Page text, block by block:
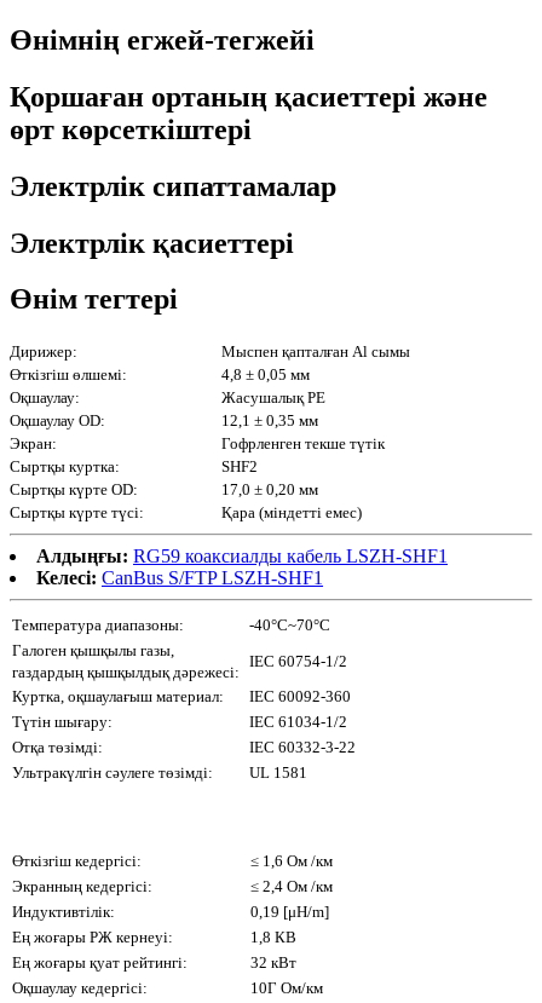
Өнімнің егжей-тегжейі
Қоршаған ортаның қасиеттері және
өрт көрсеткіштері
Электрлік сипаттамалар
Электрлік қасиеттері
Өнім тегтері
Дирижер:
Мыспен қапталған Al сымы
Өткізгіш өлшемі:
4,8 ± 0,05 мм
Оқшаулау:
Жасушалық PE
Оқшаулау OD:
12,1 ± 0,35 мм
Экран:
Гофрленген текше түтік
Сыртқы куртка:
SHF2
Сыртқы күрте OD:
17,0 ± 0,20 мм
Сыртқы күрте түсі:
Қара (міндетті емес)
Алдыңғы: RG59 коаксиалды кабель LSZH-SHF1
Келесі: CanBus S/FTP LSZH-SHF1
Температура диапазоны:
-40°C~70°C
Галоген қышқылы газы,
газдардың қышқылдық дәрежесі:
IEC 60754-1/2
Куртка, оқшаулағыш материал:
IEC 60092-360
Түтін шығару:
IEC 61034-1/2
Отқа төзімді:
IEC 60332-3-22
Ультракүлгін сәулеге төзімді:
UL 1581
Өткізгіш кедергісі:
≤ 1,6 Ом /км
Экранның кедергісі:
≤ 2,4 Ом /км
Индуктивтілік:
0,19 [μH/m]
Ең жоғары РЖ кернеуі:
1,8 КВ
Ең жоғары қуат рейтингі:
32 кВт
Оқшаулау кедергісі:
10Г Ом/км